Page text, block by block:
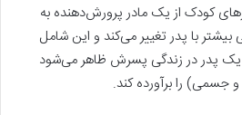
کودک از یک مادر پرورش‌دهنده به
با پدر تغییر می‌کند و این شامل
پدر در زندگی پسرش ظاهر می‌شود
جسمی) را برآورده کند.